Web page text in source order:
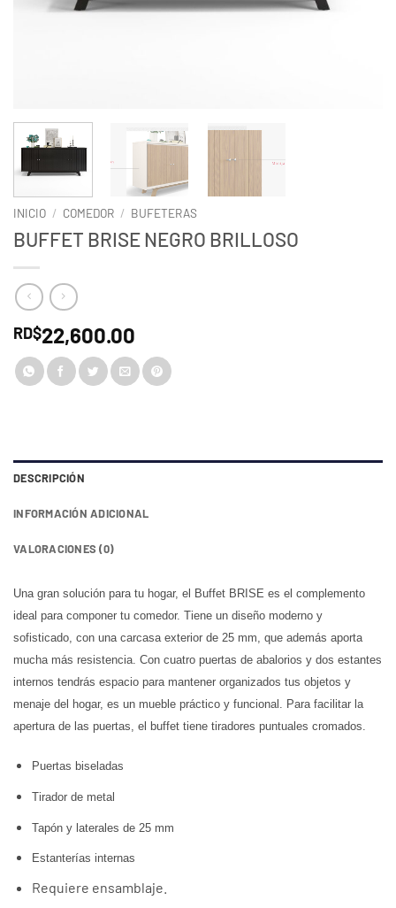
INICIO / COMEDOR / BUFETERAS
BUFFET BRISE NEGRO BRILLOSO
RD$22,600.00
DESCRIPCIÓN
INFORMACIÓN ADICIONAL
VALORACIONES (0)
Una gran solución para tu hogar, el Buffet BRISE es el complemento
ideal para componer tu comedor. Tiene un diseño moderno y
sofisticado, con una carcasa exterior de 25 mm, que además aporta
mucha más resistencia. Con cuatro puertas de abalorios y dos estantes
internos tendrás espacio para mantener organizados tus objetos y
menaje del hogar, es un mueble práctico y funcional. Para facilitar la
apertura de las puertas, el buffet tiene tiradores puntuales cromados.
Puertas biseladas
Tirador de metal
Tapón y laterales de 25 mm
Estanterías internas
Requiere ensamblaje.